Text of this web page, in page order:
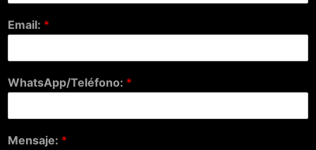
Email: *
WhatsApp/Teléfono: *
Mensaje: *